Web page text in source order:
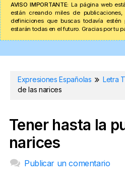
AVISO IMPORTANTE: La página web
están creando miles de
definiciones que buscas todavía
estarán todas en el futuro. Gracias por tu
Expresiones Españolas Letra T
de las narices
Tener hasta la
narices
Publicar un comentario